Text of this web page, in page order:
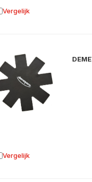
Vergelijk aan vergelijking
Vergelijk aan vergelijking